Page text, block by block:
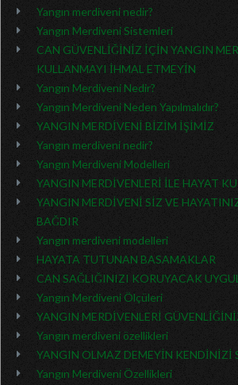
Yangın merdiveni nedir?
Yangın Merdiveni Sistemleri
CAN GÜVENLİĞİNİZ İÇİN YANGIN
KULLANMAYI İHMAL ETMEYİN
Yangın Merdiveni Nedir?
Yangın Merdiveni Neden Yapılmalıdır?
YANGIN MERDİVENİ BİZİM İŞİMİZ
Yangın merdiveni nedir?
Yangın Merdiveni Modelleri
YANGIN MERDİVENLERİ İLE HAYAT
YANGIN MERDİVENİ SİZ VE
BAĞDIR
Yangın merdiveni modelleri
HAYATA TUTUNAN BASAMAKLAR
CAN SAĞLIĞINIZI KORUYACAK
Yangın Merdiveni Ölçüleri
YANGIN MERDİVENLERİ
Yangın merdiveni özellikleri
YANGIN OLMAZ DEMEYİN KENDİNİZİ
Yangın Merdiveni Özellikleri